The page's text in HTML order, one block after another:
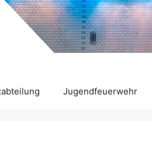
Jugendfeuerwehr